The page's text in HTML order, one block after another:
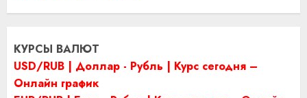
КУРСЫ ВАЛЮТ
USD/RUB | Доллар - Рубль | Курс сегодня –
Онлайн график